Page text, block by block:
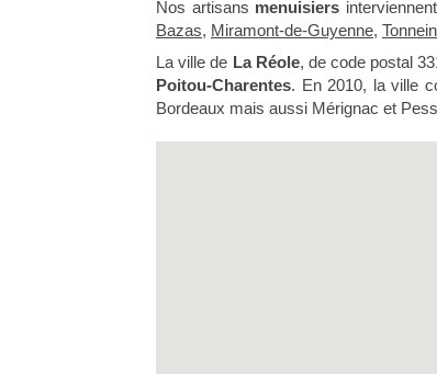
Nos artisans menuisiers
Bazas, Miramont-de-Guyenne,
La ville de La Réole, de code postal
Poitou-Charentes. En 2010, la ville
Bordeaux mais aussi Mérignac et